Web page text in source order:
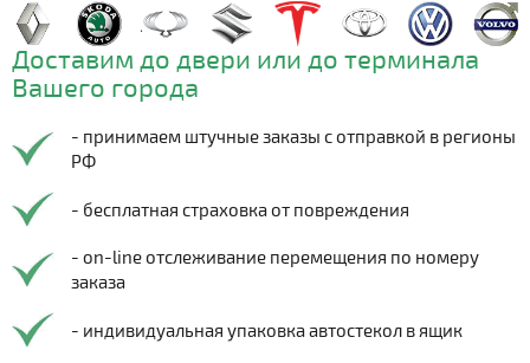
Доставим до двери или до терминала
Вашего города
- принимаем штучные заказы с отправкой в регионы
РФ
- бесплатная страховка от повреждения
- on-line отслеживание перемещения по номеру
заказа
- индивидуальная упаковка автостекол в ящик